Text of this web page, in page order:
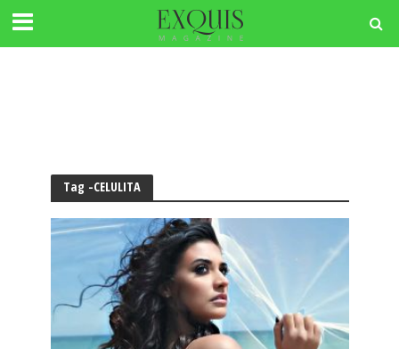
Tag -CELULITA